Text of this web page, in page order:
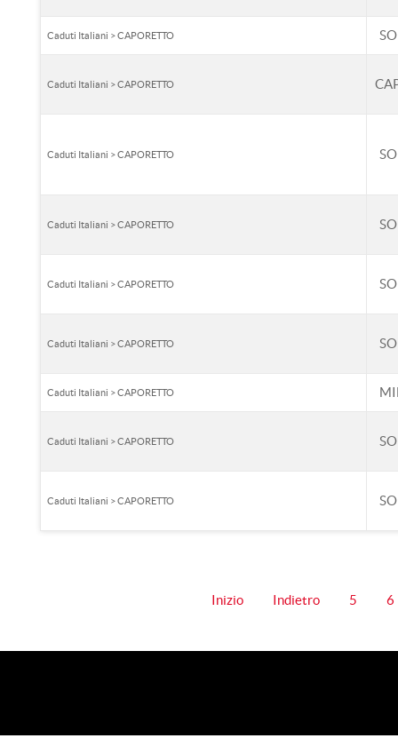
Caduti Italiani > CAPORETTO
Caduti Italiani > CAPORETTO
Caduti Italiani > CAPORETTO
Caduti Italiani > CAPORETTO
Caduti Italiani > CAPORETTO
Caduti Italiani > CAPORETTO
Caduti Italiani > CAPORETTO
Caduti Italiani > CAPORETTO
Caduti Italiani > CAPORETTO
Inizio Indietro 5 6